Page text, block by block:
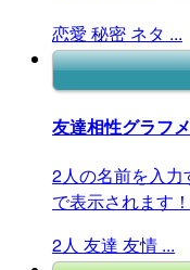
恋愛 秘密 ネタ ...
友達相性グラフ
2人の名前を入力
で表示されます！
2人 友達 友情 ...